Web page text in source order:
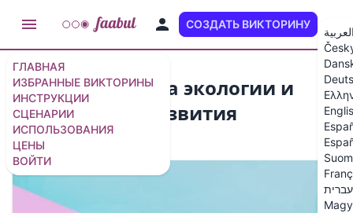
ГЛАВНАЯ
ИЗБРАННЫЕ ВИКТОРИНЫ
ИНСТРУКЦИИ
СЦЕНАРИИ
ИСПОЛЬЗОВАНИЯ
ЦЕНЫ
ВОЙТИ
СОЗДАТЬ ВИКТОРИНУ
עברית
Копия Проблема экологии и
устойчивого развития
5 вопросов